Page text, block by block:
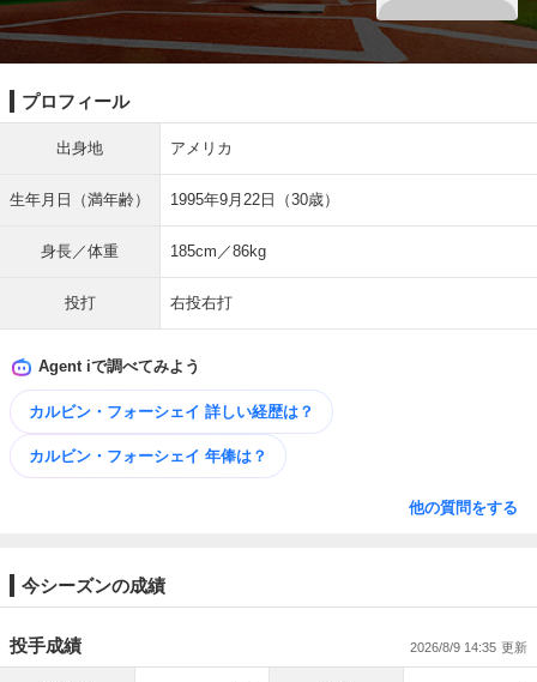
プロフィール
出身地 アメリカ
生年月日（満年齢） 1995年9月22日（30歳）
身長／体重 185cm／86kg
投打 右投右打
Agent iで調べてみよう
カルビン・フォーシェイ 詳しい​経歴は？
カルビン・フォーシェイ 年俸は？
他の質問をする
今シーズンの成績
投手成績 2026/8/9 14:35